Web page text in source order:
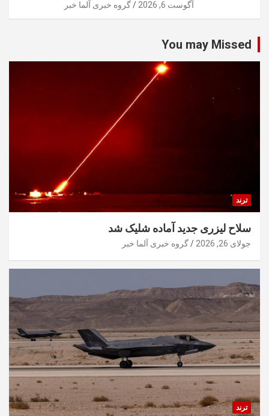
آگوست 6, 2026 گروه خبری آلما خبر
You may Missed
ترند
سلاح لیزری جدید آماده شلیک شد
جولای 26, 2026 گروه خبری آلما خبر
ترند